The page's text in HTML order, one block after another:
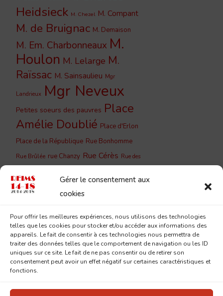
Gérer le consentement aux
cookies
Pour offrir les meilleures expériences, nous utilisons des technologies
telles que les cookies pour stocker et/ou accéder aux informations des
appareils. Le fait de consentir à ces technologies nous permettra de
traiter des données telles que le comportement de navigation ou les ID
uniques sur ce site. Le fait de ne pas consentir ou de retirer son
consentement peut avoir un effet négatif sur certaines caractéristiques et
fonctions.
Heidsieck M. Chezel M. Compant
M. de Bruignac M. Demaison
M. Em. Charbonneaux M.
Houlon M. Lelarge M.
Raïssac M. Sainsaulieu Mgr
Landrieux Mgr Neveux
Petites soeurs des pauvres Place
Amélie Doublié Place d'Erlon
Place de la République Rue Bonhomme
Rue Brûlée rue Chanzy Rue Cérès Rue des
Barbâtre
Rue du Jard
Eugène Desteuque Rue Lesage Saint-
André Saint-Remi Sainte-
Geneviève